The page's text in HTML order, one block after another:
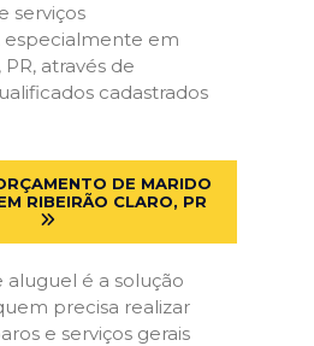
serviços
em
através de
cadastrados
DE MARIDO
RIBEIRÃO CLARO, PR
é a solução
precisa realizar
e serviços gerais